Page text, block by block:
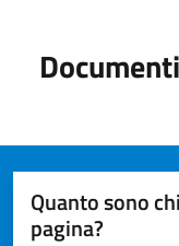
Documenti
Quanto sono
pagina?